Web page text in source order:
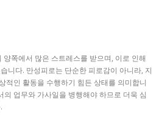
쪽에서 많은 스트레스를 받으며, 이로 인해
니다. 만성피로는 단순한 피로감이 아니라, 지
적인 활동을 수행하기 힘든 상태를 의미합니
의 업무와 가사일을 병행해야 하므로 더욱 심